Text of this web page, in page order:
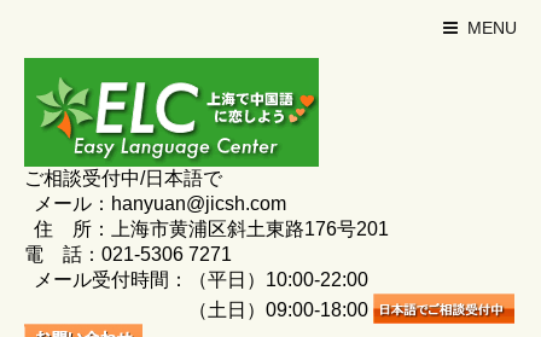
MENU
ご相談受付中/日本語で
メール：hanyuan@jicsh.com
住 所：上海市黄浦区斜土東路176号201
電 話：021-5306 7271
メール受付時間：（平日）10:00-22:00
（土日）09:00-18:00